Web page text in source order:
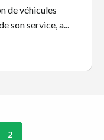
de véhicules
son service, a...
2